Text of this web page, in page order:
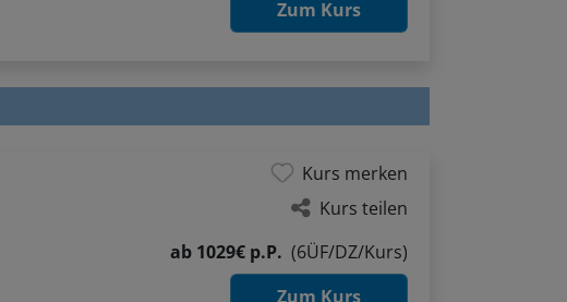
Kurs merken
Kurs teilen
ab 1029€ p.P.
(6ÜF/DZ/Kurs)
Zum Kurs